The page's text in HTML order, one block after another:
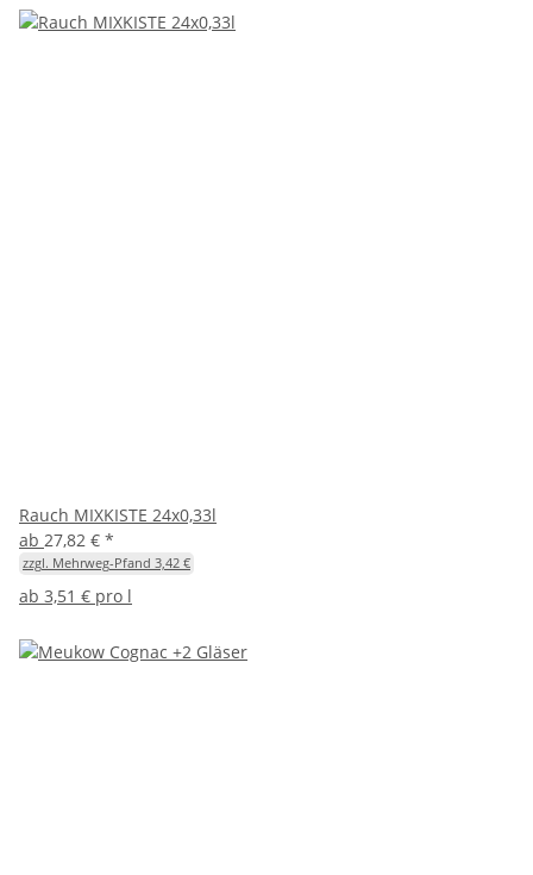
Rauch MIXKISTE 24x0,33l
ab 27,82 € *
zzgl. Mehrweg-Pfand 3,42 €
ab 3,51 € pro l